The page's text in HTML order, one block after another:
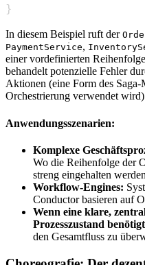
}
In diesem Beispiel ruft der
PaymentService,
einer vordefinierten
behandelt potenzielle Fehler
Aktionen (eine Form des
Orchestrierung verwendet
Anwendungsszenarien:
Komplexe
Wo die Reihenfolge der
streng eingehalten
Workflow-Engines:
Conductor basieren auf
Wenn eine klare,
Prozesszustand
den Gesamtfluss zu